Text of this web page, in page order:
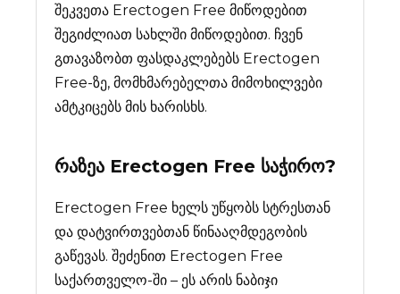
შეკვეთა Erectogen Free მიწოდებით
შეგიძლიათ სახლში მიწოდებით. ჩვენ
გთავაზობთ ფასდაკლებებს Erectogen
Free-ზე, მომხმარებელთა მიმოხილვები
ამტკიცებს მის ხარისხს.
რაზეა Erectogen Free საჭირო?
Erectogen Free ხელს უწყობს სტრესთან
და დატვირთვებთან წინააღმდეგობის
გაწევას. შეძენით Erectogen Free
საქართველო-ში – ეს არის ნაბიჯი